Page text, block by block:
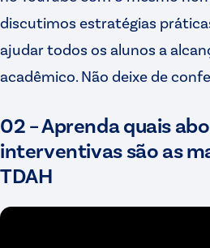
discutimos estratégias
ajudar todos os alunos a
acadêmico. Não deixe de
02 – Aprenda quais
interventivas são as
TDAH